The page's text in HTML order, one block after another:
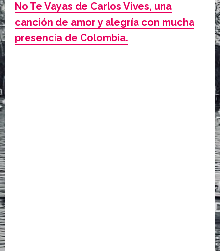
No Te Vayas de Carlos Vives, una
canción de amor y alegría con mucha
presencia de Colombia.